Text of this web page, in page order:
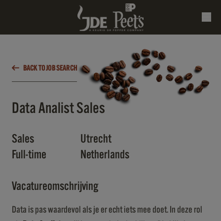
BACK TO JOB SEARCH
Data Analist Sales
Sales
Utrecht
Full-time
Netherlands
Vacatureomschrijving
Data is pas waardevol als je er echt iets mee doet. In deze rol